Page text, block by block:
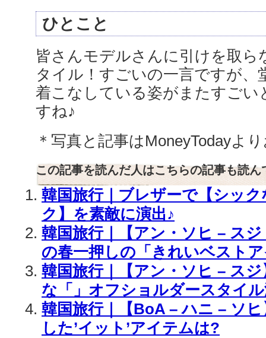
ひとこと
皆さんモデルさんに引けを取ら
タイル！すごいの一言ですが、
着こなしている姿がまたすごい
すね♪
＊写真と記事はMoneyTodayよ
この記事を読んだ人はこちらの記事も読ん
韓国旅行｜ブレザーで【シッ
ク】を素敵に演出♪
韓国旅行｜【アン・ソヒ – ス
の春一押しの「きれいベスト
韓国旅行｜【アン・ソヒ – ス
な「」オフショルダースタイ
韓国旅行｜【BoA – ハニ – ソ
した’イット’アイテムは?